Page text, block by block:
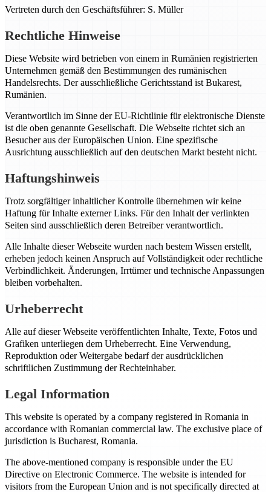
Vertreten durch den Geschäftsführer: S. Müller
Rechtliche Hinweise
Diese Website wird betrieben von einem in Rumänien registrierten
Unternehmen gemäß den Bestimmungen des rumänischen
Handelsrechts. Der ausschließliche Gerichtsstand ist Bukarest,
Rumänien.
Verantwortlich im Sinne der EU-Richtlinie für elektronische Dienste
ist die oben genannte Gesellschaft. Die Webseite richtet sich an
Besucher aus der Europäischen Union. Eine spezifische
Ausrichtung ausschließlich auf den deutschen Markt besteht nicht.
Haftungshinweis
Trotz sorgfältiger inhaltlicher Kontrolle übernehmen wir keine
Haftung für Inhalte externer Links. Für den Inhalt der verlinkten
Seiten sind ausschließlich deren Betreiber verantwortlich.
Alle Inhalte dieser Webseite wurden nach bestem Wissen erstellt,
erheben jedoch keinen Anspruch auf Vollständigkeit oder rechtliche
Verbindlichkeit. Änderungen, Irrtümer und technische Anpassungen
bleiben vorbehalten.
Urheberrecht
Alle auf dieser Webseite veröffentlichten Inhalte, Texte, Fotos und
Grafiken unterliegen dem Urheberrecht. Eine Verwendung,
Reproduktion oder Weitergabe bedarf der ausdrücklichen
schriftlichen Zustimmung der Rechteinhaber.
Legal Information
This website is operated by a company registered in Romania in
accordance with Romanian commercial law. The exclusive place of
jurisdiction is Bucharest, Romania.
The above-mentioned company is responsible under the EU
Directive on Electronic Commerce. The website is intended for
visitors from the European Union and is not specifically directed at